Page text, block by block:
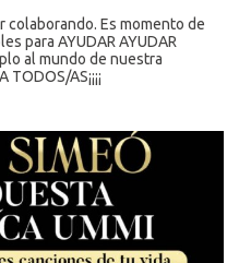
Es momento de
para AYUDAR AYUDAR
al mundo de nuestra
TODOS/AS¡¡¡¡